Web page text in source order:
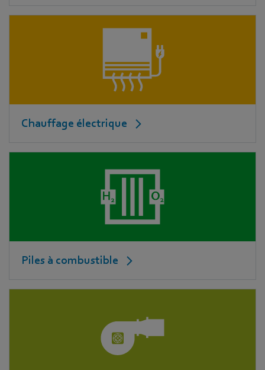
Chauffage électrique
Piles à combustible